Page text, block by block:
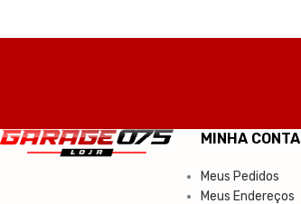
MINHA CONTA
Meus Pedidos
Meus Endereços